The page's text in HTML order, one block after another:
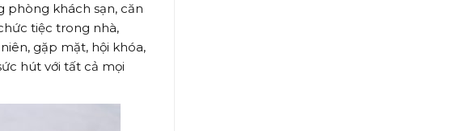
phòng khách sạn, căn
tiệc trong nhà,
gặp mặt, hội khóa,
hút với tất cả mọi